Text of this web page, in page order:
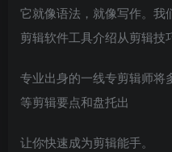
它就像语法，就像写作。我
剪辑软件工具介绍从剪辑技
专业出身的一线专剪辑师将
等剪辑要点和盘托出
让你快速成为剪辑能手。